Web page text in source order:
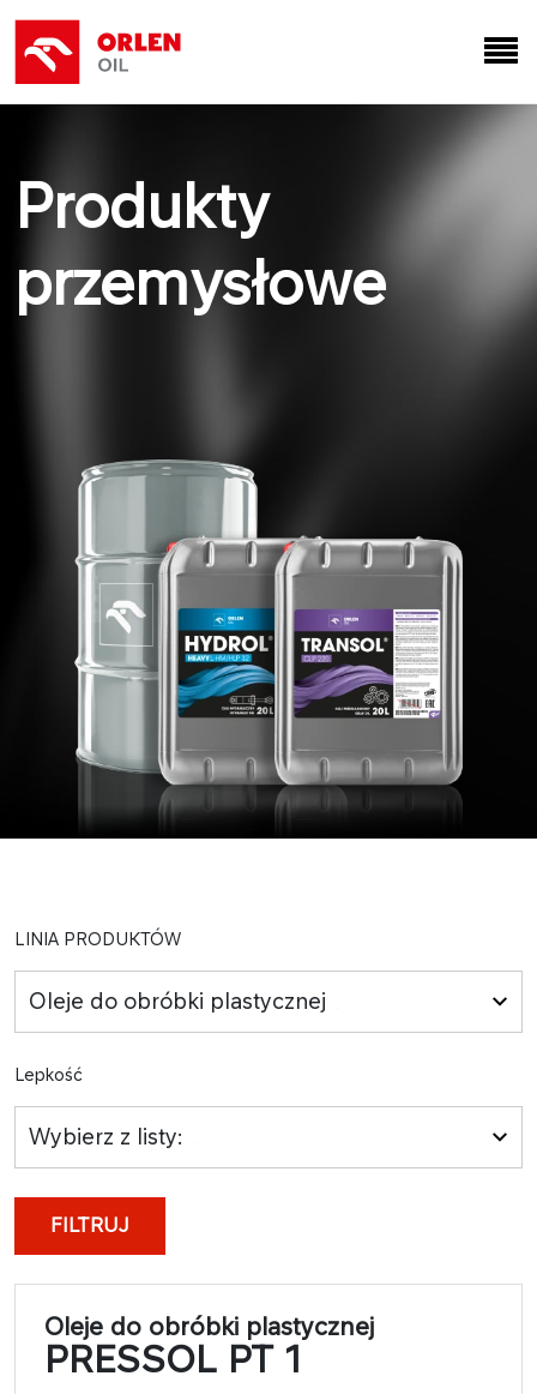
Produkty
przemysłowe
LINIA PRODUKTÓW
Oleje do obróbki plastycznej
Lepkość
Wybierz z listy:
FILTRUJ
Oleje do obróbki plastycznej
PRESSOL PT 1